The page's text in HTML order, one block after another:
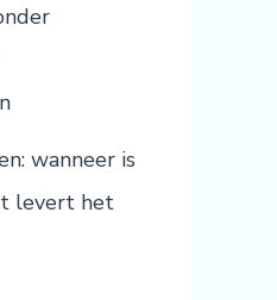
wanneer is
levert het